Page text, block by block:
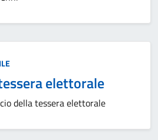
elettorale
della tessera elettorale